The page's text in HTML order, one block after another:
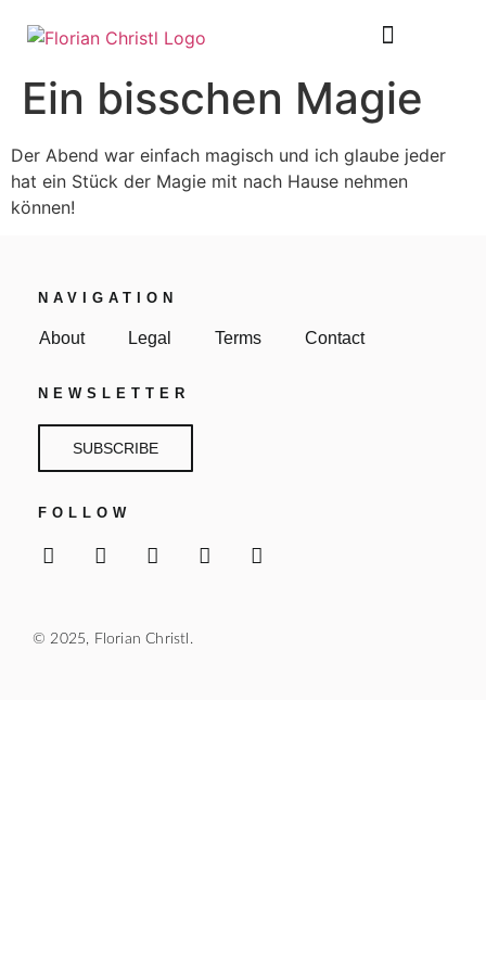
Ein bisschen Magie
Der Abend war einfach magisch und ich glaube jeder
hat ein Stück der Magie mit nach Hause nehmen
können!
NAVIGATION
About Legal Terms Contact
NEWSLETTER
SUBSCRIBE
FOLLOW
© 2025, Florian Christl.